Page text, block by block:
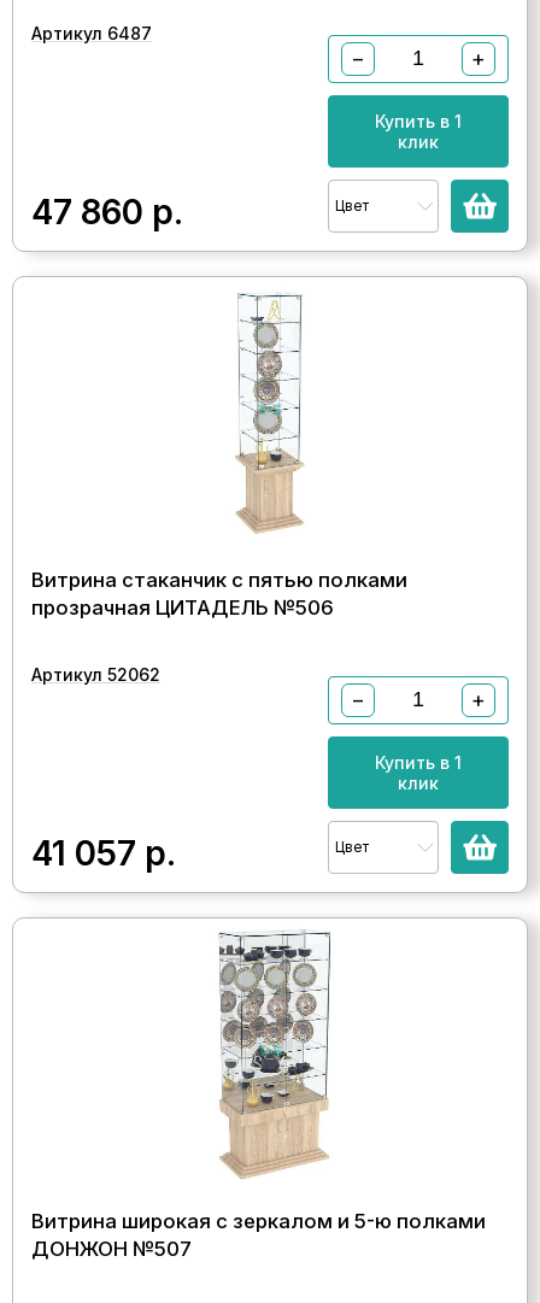
Артикул 6487
47 860 р.
− +
Купить в 1
клик
Цвет
Витрина стаканчик с пятью полками
прозрачная ЦИТАДЕЛЬ №506
Артикул 52062
41 057 р.
− +
Купить в 1
клик
Цвет
Витрина широкая с зеркалом и 5-ю полками
ДОНЖОН №507